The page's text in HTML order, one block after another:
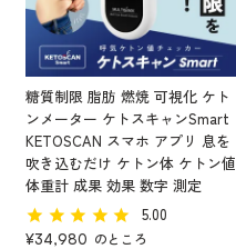
糖質制限 脂肪 燃焼 可視化 ケト
ンメーター ケトスキャンSmart
KETOSCAN スマホ アプリ 息を
吹き込むだけ ケトン体 ケトン値
体重計 成果 効果 数字 測定
5.00
¥34,980 のところ